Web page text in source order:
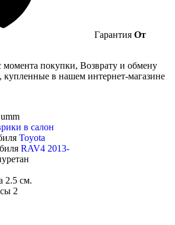
Гарантия От
покупки, Возврату и обмену
купленные в нашем интернет-магазине
в салон
Toyota
RAV4 2013-
2.5 см.
2